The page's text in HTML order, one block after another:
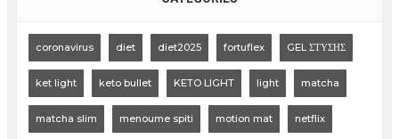
coronavirus diet diet2025 fortuflex GEL ΣΤΥΣΗΣ
ket light keto bullet KETO LIGHT light matcha
matcha slim menoume spiti motion mat netflix